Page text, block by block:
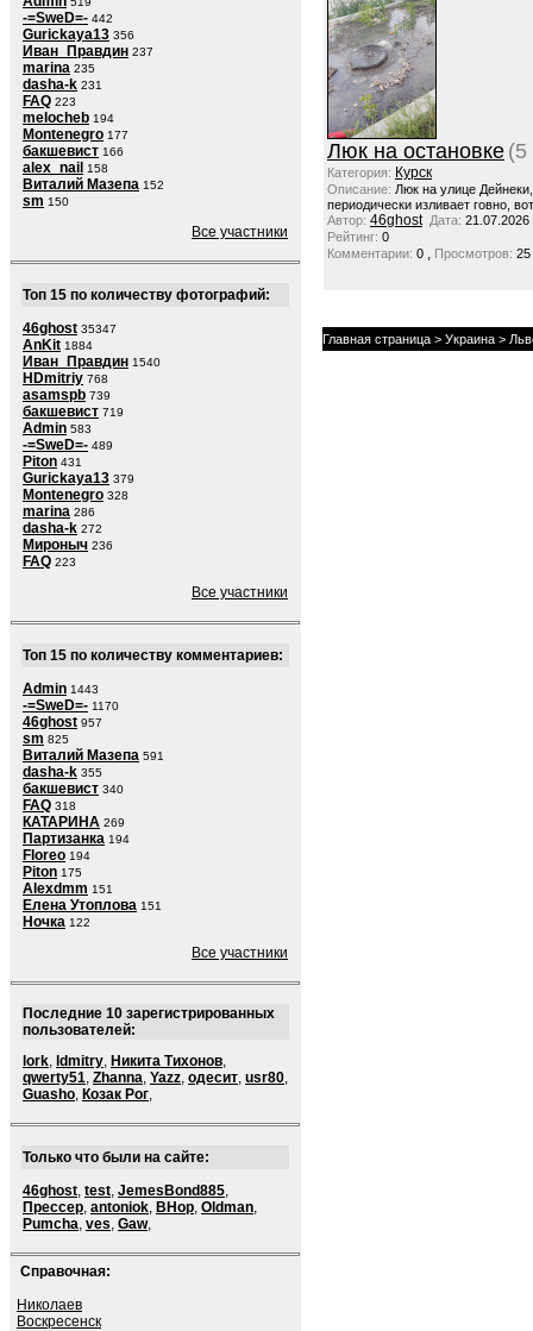
-=SweD=- 442
Gurickaya13 356
Иван_Правдин 237
marina 235
dasha-k 231
FAQ 223
melocheb 194
Montenegro 177
бакшевист 166
alex_nail 158
Виталий Мазепа 152
sm 150
Все участники
Топ 15 по количеству фотографий:
46ghost 35347
AnKit 1884
Иван_Правдин 1540
HDmitriy 768
asamspb 739
бакшевист 719
Admin 583
-=SweD=- 489
Piton 431
Gurickaya13 379
Montenegro 328
marina 286
dasha-k 272
Мироныч 236
FAQ 223
Все участники
Топ 15 по количеству комментариев:
Admin 1443
-=SweD=- 1170
46ghost 957
sm 825
Виталий Мазепа 591
dasha-k 355
бакшевист 340
FAQ 318
КАТАРИНА 269
Партизанка 194
Floreo 194
Piton 175
Alexdmm 151
Елена Утоплова 151
Ночка 122
Все участники
Последние 10 зарегистрированных
пользователей:
lork, ldmitry, Никита Тихонов,
qwerty51, Zhanna, Yazz, одесит, usr80,
Guasho, Козак Рог,
Только что были на сайте:
46ghost, test, JemesBond885,
Прессер, antoniok, BHop, Oldman,
Pumcha, ves, Gaw,
Справочная:
Николаев
Воскресенск
Люк на остановке (5
Категория: Курск
Описание: Люк на улице
периодически изливает говно,
Автор: 46ghost Дата: 21.07.2026
Рейтинг: 0
Комментарии: 0 , Просмотров: 25
Главная страница > Украина >